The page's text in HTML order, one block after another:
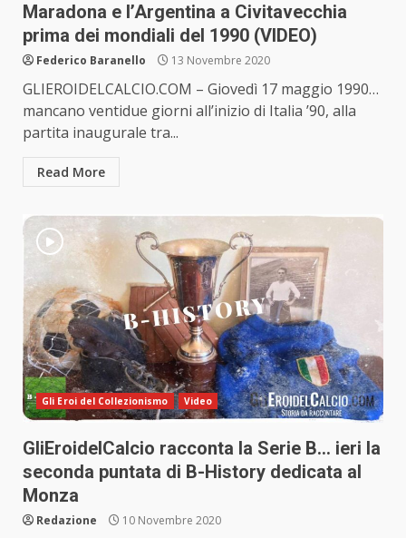
Maradona e l’Argentina a Civitavecchia
prima dei mondiali del 1990 (VIDEO)
Federico Baranello 13 Novembre 2020
GLIEROIDELCALCIO.COM – Giovedì 17 maggio 1990…
mancano ventidue giorni all’inizio di Italia ’90, alla
partita inaugurale tra...
Read More
Gli Eroi del Collezionismo Video
GliEroidelCalcio racconta la Serie B… ieri la
seconda puntata di B-History dedicata al
Monza
Redazione 10 Novembre 2020